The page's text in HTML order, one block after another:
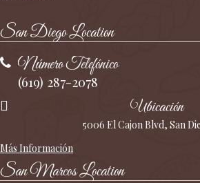
San Diego Location
Número Telefónico
(619) 287-2078
Ubicación
5006 El Cajon Blvd, San
Más Información
San Marcos Location